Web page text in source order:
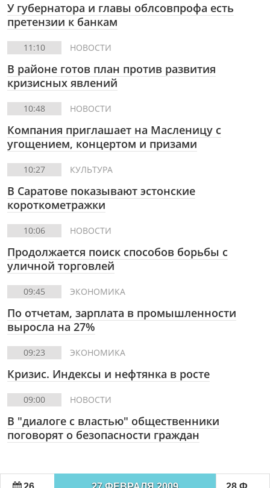
У губернатора и главы облсовпрофа есть
претензии к банкам
11:10 НОВОСТИ
В районе готов план против развития
кризисных явлений
10:48 НОВОСТИ
Компания приглашает на Масленицу с
угощением, концертом и призами
10:27 КУЛЬТУРА
В Саратове показывают эстонские
короткометражки
10:06 НОВОСТИ
Продолжается поиск способов борьбы с
уличной торговлей
09:45 ЭКОНОМИКА
По отчетам, зарплата в промышленности
выросла на 27%
09:23 ЭКОНОМИКА
Кризис. Индексы и нефтянка в росте
09:00 НОВОСТИ
В "диалоге с властью" общественники
поговорят о безопасности граждан